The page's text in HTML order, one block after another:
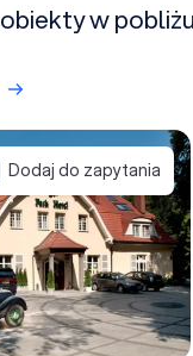
w
- OBIEKT W TRAKCIE
Dodaj do zapytania